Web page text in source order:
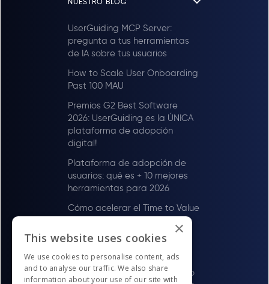
UserGuiding MCP Server:
pregunta a tus herramientas
de IA sobre tus usuarios
How to Scale User Onboarding
Past 100 MAU
Premios G2 Best Software
2026: UserGuiding es la ÚNICA
plataforma de adopción
digital!
Plataforma de adopción de
usuarios: qué es + 10 mejores
herramientas para 2026
Cómo acelerar el Time to Value
Cómo mejorar la satisfacción
del cliente (con UserGuiding)
Cómo impulsar el compromiso
×
This website uses cookies
We use cookies to personalise content, ads
and to analyse our traffic. We also share
information about your use of our site with